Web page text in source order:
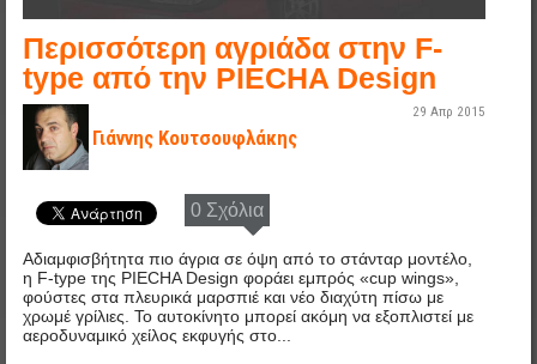
Περισσότερη αγριάδα στην F-
type από την PIECHA Design
Γιάννης Κουτσουφλάκης
29 Απρ 2015
0 Σχόλια
Αδιαμφισβήτητα πιο άγρια σε όψη από το στάνταρ μοντέλο,
η F-type της PIECHA Design φοράει εμπρός «cup wings»,
φούστες στα πλευρικά μαρσπιέ και νέο διαχύτη πίσω με
χρωμέ γρίλιες. Το αυτοκίνητο μπορεί ακόμη να εξοπλιστεί με
αεροδυναμικό χείλος εκφυγής στο...